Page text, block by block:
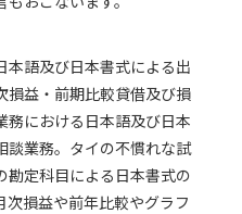
本語及び日本書式による出
損益・前期比較貸借及び損
務における日本語及び日本
談業務。タイの不慣れな試
勘定科目による日本書式の
損益や前年比較やグラフ